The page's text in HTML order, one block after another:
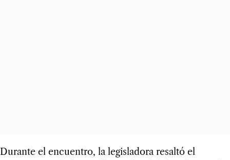
Durante el encuentro, la legisladora resaltó el